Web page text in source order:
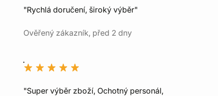
"Rychlá doručení, široký výběr"
Ověřený zákazník, před 2 dny
"Super výběr zboží, Ochotný personál,